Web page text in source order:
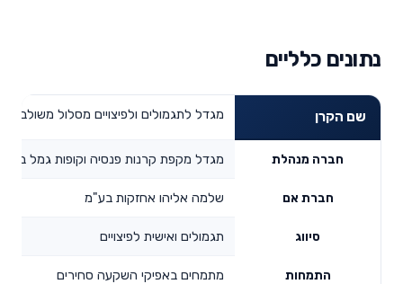
נתונים כלליים
שם הקרן מגדל לתגמולים ולפיצויים מסלול משולב
חברה מנהלת מגדל מקפת קרנות פנסיה וקופות גמל
חברת אם שלמה אליהו אחזקות בע"מ
סיווג תגמולים ואישית לפיצויים
התמחות מתמחים באפיקי השקעה סחירים